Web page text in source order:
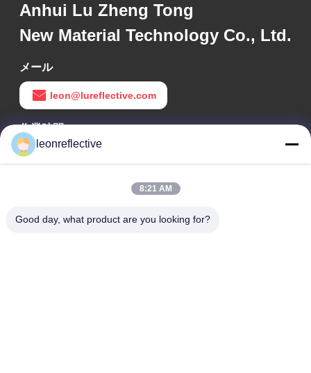
Anhui Lu Zheng Tong
New Material Technology Co., Ltd.
メール
leon@lureflective.com
作業時間
9:00-18:00
2階,D2ビル,黄井科学技術公園,ハイテクゾーン,河北,安??,中国
leonreflective
8:21 AM
Good day, what product are you looking for?